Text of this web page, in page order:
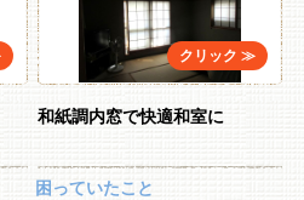
和紙調内窓で快適和室に
困っていたこと